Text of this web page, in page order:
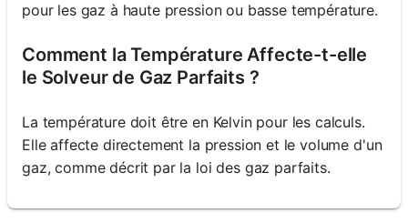
pour les gaz à haute pression ou basse température.
Comment la Température Affecte-t-elle
le Solveur de Gaz Parfaits ?
La température doit être en Kelvin pour les calculs.
Elle affecte directement la pression et le volume d'un
gaz, comme décrit par la loi des gaz parfaits.